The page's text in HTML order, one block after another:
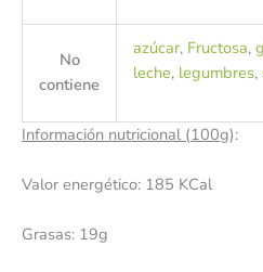
No
contiene
azúcar, Fructosa,
leche, legumbres,
Información nutricional (100g):
Valor energético: 185 KCal
Grasas: 19g